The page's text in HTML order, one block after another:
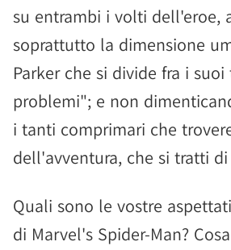
su entrambi i volti dell'eroe,
soprattutto la dimensione
Parker che si divide fra i
problemi"; e non
i tanti comprimari che
dell'avventura, che si tratti
Quali sono le vostre
di Marvel's Spider-Man?